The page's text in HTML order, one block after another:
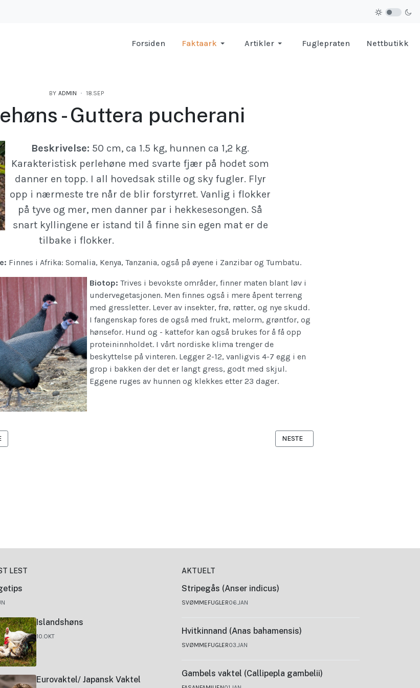
Forsiden Faktaark Artikler Fuglepraten Nettbutikk
BY ADMIN 18.SEP
- Guttera pucherani
Beskrivelse: 50 cm, ca 1.5 kg, hunnen ca 1,2 kg.
Karakteristisk perlehøne med svarte fjær på hodet som
danner en topp. I all hovedsak stille og sky fugler. Flyr
opp i nærmeste tre når de blir forstyrret. Vanlig i flokker
på tyve og mer, men danner par i hekkesesongen. Så
snart kyllingene er istand til å finne sin egen mat er de
tilbake i flokker.
Finnes i Afrika: Somalia, Kenya, Tanzania, også på øyene i Zanzibar og Tumbatu.
Biotop: Trives i bevokste områder, finner maten blant løv i
undervegetasjonen. Men finnes også i mere åpent terreng
med gressletter. Lever av insekter, frø, røtter, og nye skudd.
I fangenskap fores de også med frukt, melorm, grøntfor, og
hønsefor. Hund og - kattefor kan også brukes for å få opp
proteininnholdet. I vårt nordiske klima trenger de
beskyttelse på vinteren. Legger 2-12, vanligvis 4-7 egg i en
grop i bakken der det er langt gress, godt med skjul.
Eggene ruges av hunnen og klekkes etter 23 dager.
VILLKALKUN - MELEAGRIS GALLOPAVO NESTE ARTIKKEL: HJELMPERLEHØNS -
NESTE
LEST
Islandshøns
10.OKT
Eurovaktel/ Japansk Vaktel
AKTUELT
Stripegås (Anser indicus)
SVØMMEFUGLER06.JAN
Hvitkinnand (Anas bahamensis)
SVØMMEFUGLER03.JAN
Gambels vaktel (Callipepla gambelii)